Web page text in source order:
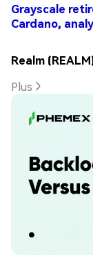
Grayscale
Cardano,
Realm
Plus